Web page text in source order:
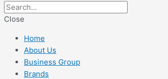
Close
Home
About Us
Business Group
Brands